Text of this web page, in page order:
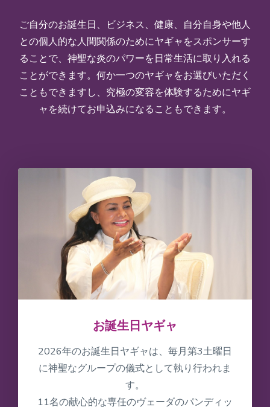
ご自分のお誕生日、ビジネス、健康、自分自身や他人
との個人的な人間関係のためにヤギャをスポンサーす
ることで、神聖な炎のパワーを日常生活に取り入れる
ことができます。何か一つのヤギャをお選びいただく
こともできますし、究極の変容を体験するためにヤギ
ャを続けてお申込みになることもできます。
お誕生日ヤギャ
2026年のお誕生日ヤギャは、毎月第3土曜日
に神聖なグループの儀式として執り行われま
す。
11名の献心的な専任のヴェーダのパンディッ